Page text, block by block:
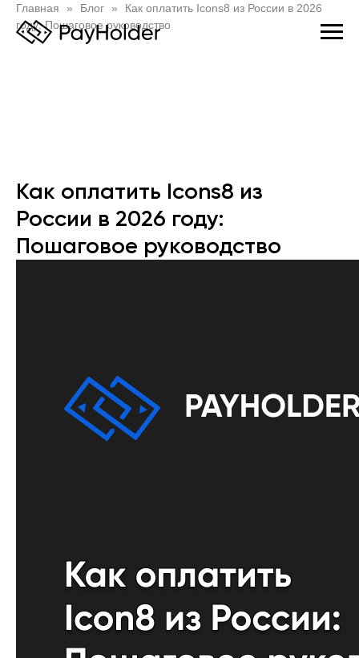
Главная Блог
Как оплатить Icons8 из России в 2026
году: Пошаговое руководство
Как оплатить Icons8 из
России в 2026 году:
Пошаговое руководство